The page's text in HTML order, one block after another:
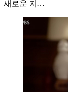
새로운 지…